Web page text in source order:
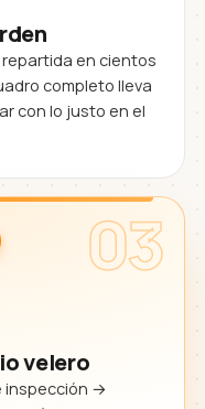
en cientos
completo lleva
con lo justo en el
03
velero
inspección →